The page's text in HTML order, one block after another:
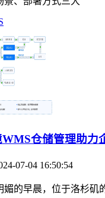
WMS仓储管理助力
07-04 16:50:54
的早晨，位于洛杉矶